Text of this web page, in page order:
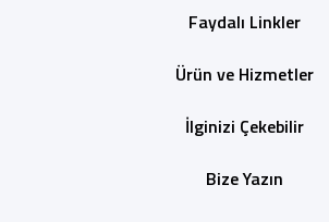
Faydalı Linkler
Ürün ve Hizmetler
İlginizi Çekebilir
Bize Yazın